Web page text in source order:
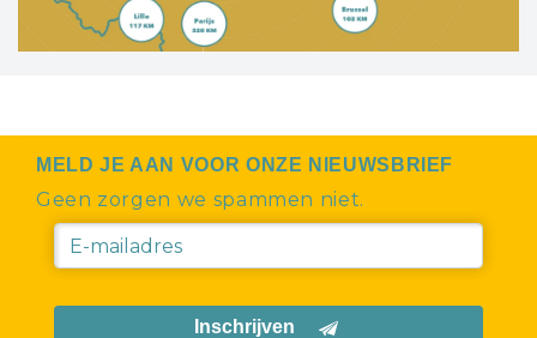
MELD JE AAN VOOR ONZE NIEUWSBRIEF
Geen zorgen we spammen niet.
Inschrijven